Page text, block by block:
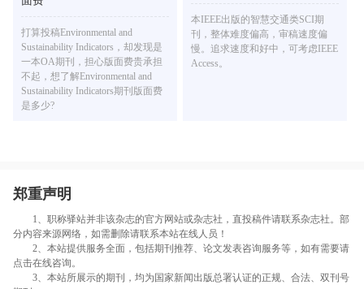
打算投稿Environmental and
Sustainability Indicators，却发现是
一本OA期刊，担心版面费贵承担
不起，想了解Environmental and
Sustainability Indicators期刊版面费
是多少?
本IEEE出版的智慧交通类SCI期
刊，整体难度偏高，审稿速度偏
慢。追求速度和好中，可考虑IEEE
Access。
郑重声明
1、职称驿站并非该杂志的官方网站或杂志社，直投稿件请联系杂志社。部
分内容来源网络，如需删除请联系本站在线人员！
2、本站提供服务全面，包括期刊推荐、论文发表咨询服务等，如有需要请
点击在线咨询。
3、本站所展示的期刊，均为国家新闻出版总署认证的正规、合法、双刊号